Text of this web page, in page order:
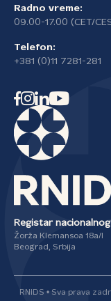
Radno vreme:
09.00-17.00 (CET/
Telefon:
+381 (0)11 7281-281
Registar
Žorža Klemansoa 18a/I
Beograd, Srbija
RNIDS • Sva prava